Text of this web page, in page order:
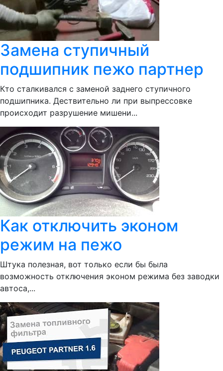
Замена ступичный
подшипник пежо партнер
Кто сталкивался с заменой заднего ступичного
подшипника. Дествительно ли при выпрессовке
происходит разрушение мишени...
Как отключить эконом
режим на пежо
Штука полезная, вот только если бы была
возможность отключения эконом режима без заводки
автоса,...